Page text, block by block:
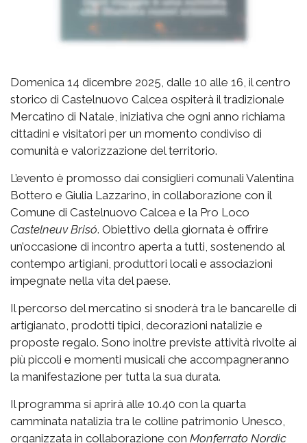
Domenica 14 dicembre 2025, dalle 10 alle 16, il centro
storico di Castelnuovo Calcea ospiterà il tradizionale
Mercatino di Natale, iniziativa che ogni anno richiama
cittadini e visitatori per un momento condiviso di
comunità e valorizzazione del territorio.
L’evento è promosso dai consiglieri comunali Valentina
Bottero e Giulia Lazzarino, in collaborazione con il
Comune di Castelnuovo Calcea e la Pro Loco
Castelneuv Brisó. Obiettivo della giornata è offrire
un’occasione di incontro aperta a tutti, sostenendo al
contempo artigiani, produttori locali e associazioni
impegnate nella vita del paese.
Il percorso del mercatino si snoderà tra le bancarelle di
artigianato, prodotti tipici, decorazioni natalizie e
proposte regalo. Sono inoltre previste attività rivolte ai
più piccoli e momenti musicali che accompagneranno
la manifestazione per tutta la sua durata.
Il programma si aprirà alle 10.40 con la quarta
camminata natalizia tra le colline patrimonio Unesco,
organizzata in collaborazione con Monferrato Nordic